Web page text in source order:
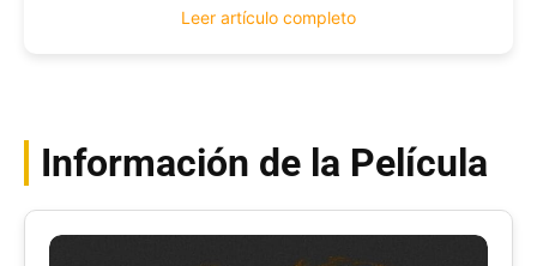
Leer artículo completo
Información de la Película